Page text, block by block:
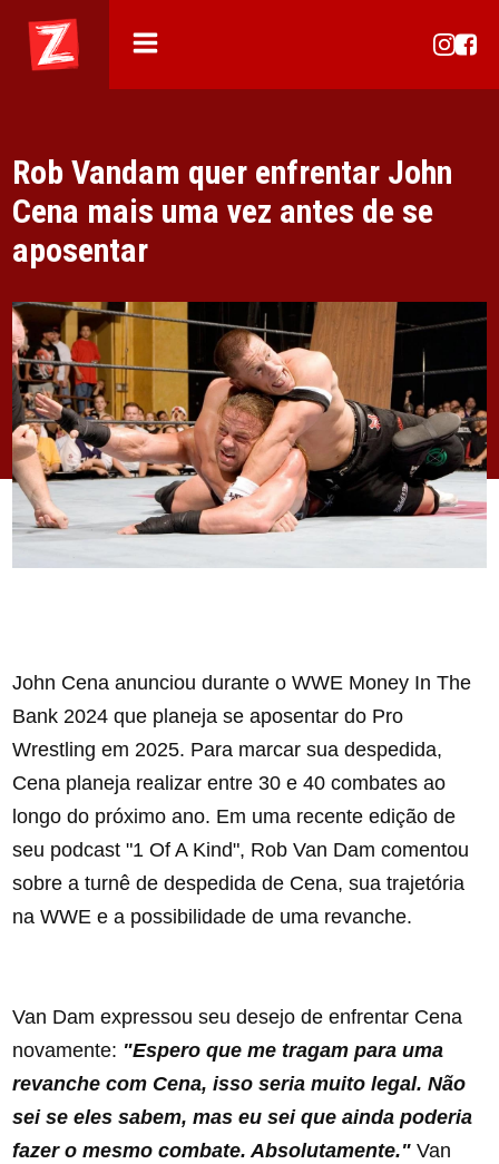
Rob Vandam quer enfrentar John
Cena mais uma vez antes de se
aposentar
John Cena anunciou durante o WWE Money In The
Bank 2024 que planeja se aposentar do Pro
Wrestling em 2025. Para marcar sua despedida,
Cena planeja realizar entre 30 e 40 combates ao
longo do próximo ano. Em uma recente edição de
seu podcast "1 Of A Kind", Rob Van Dam comentou
sobre a turnê de despedida de Cena, sua trajetória
na WWE e a possibilidade de uma revanche.
Van Dam expressou seu desejo de enfrentar Cena
novamente: "Espero que me tragam para uma
revanche com Cena, isso seria muito legal. Não
sei se eles sabem, mas eu sei que ainda poderia
fazer o mesmo combate. Absolutamente." Van